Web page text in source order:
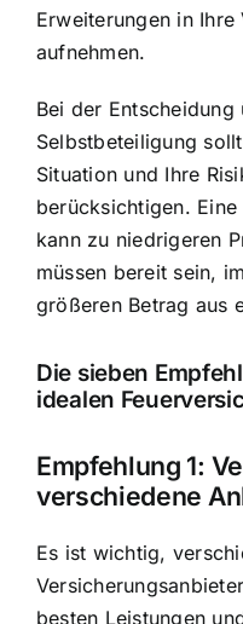
Erweiterungen in
aufnehmen.
Bei der
Selbstbeteiligung
Situation und Ihre
berücksichtigen.
kann zu niedrigeren
müssen bereit sein,
größeren Betrag aus
Die sieben
idealen
Empfehlung 1:
verschiedene
Es ist wichtig,
besten Leistungen